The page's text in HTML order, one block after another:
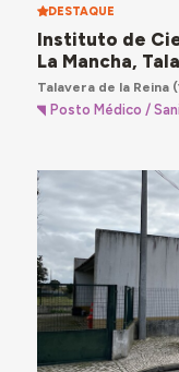
DESTAQUE
Instituto de
La Mancha,
Talavera de la Reina
Posto Médico /